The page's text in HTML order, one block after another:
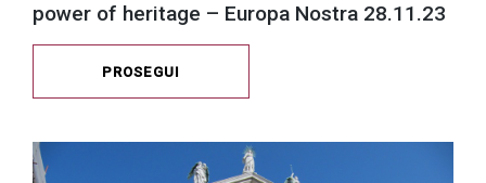
power of heritage – Europa Nostra 28.11.23
PROSEGUI